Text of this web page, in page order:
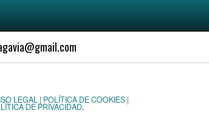
LEGAL | POLÍTICA DE COOKIES |
DE PRIVACIDAD.